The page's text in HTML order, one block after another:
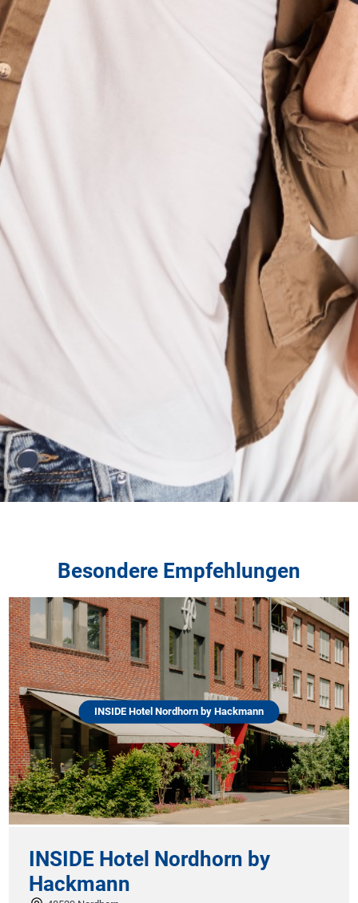
Besondere Empfehlungen
INSIDE Hotel Nordhorn by Hackmann
INSIDE Hotel Nordhorn by
Hackmann